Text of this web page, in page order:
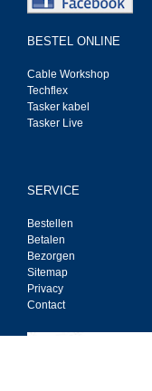
BESTEL ONLINE
Cable Workshop
Techflex
Tasker kabel
Tasker Live
SERVICE
Bestellen
Betalen
Bezorgen
Sitemap
Privacy
Contact